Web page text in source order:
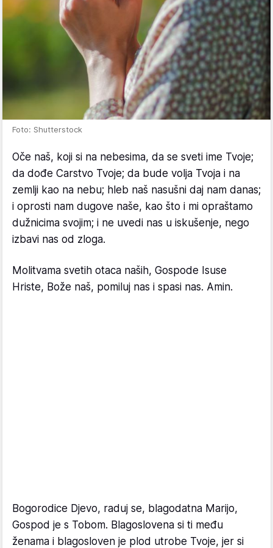
Foto: Shutterstock
Oče naš, koji si na nebesima, da se sveti ime Tvoje;
da dođe Carstvo Tvoje; da bude volja Tvoja i na
zemlji kao na nebu; hleb naš nasušni daj nam danas;
i oprosti nam dugove naše, kao što i mi opraštamo
dužnicima svojim; i ne uvedi nas u iskušenje, nego
izbavi nas od zloga.
Molitvama svetih otaca naših, Gospode Isuse
Hriste, Bože naš, pomiluj nas i spasi nas. Amin.
Bogorodice Djevo, raduj se, blagodatna Marijo,
Gospod je s Tobom. Blagoslovena si ti među
ženama i blagosloven je plod utrobe Tvoje, jer si